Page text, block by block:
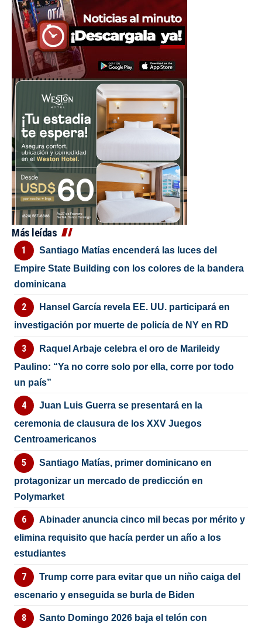
Más leídas
Santiago Matías encenderá las luces del
Empire State Building con los colores de la bandera
dominicana
Hansel García revela EE. UU. participará en
investigación por muerte de policía de NY en RD
Raquel Arbaje celebra el oro de Marileidy
Paulino: “Ya no corre solo por ella, corre por todo
un país”
Juan Luis Guerra se presentará en la
ceremonia de clausura de los XXV Juegos
Centroamericanos
Santiago Matías, primer dominicano en
protagonizar un mercado de predicción en
Polymarket
Abinader anuncia cinco mil becas por mérito y
elimina requisito que hacía perder un año a los
estudiantes
Trump corre para evitar que un niño caiga del
escenario y enseguida se burla de Biden
Santo Domingo 2026 baja el telón con